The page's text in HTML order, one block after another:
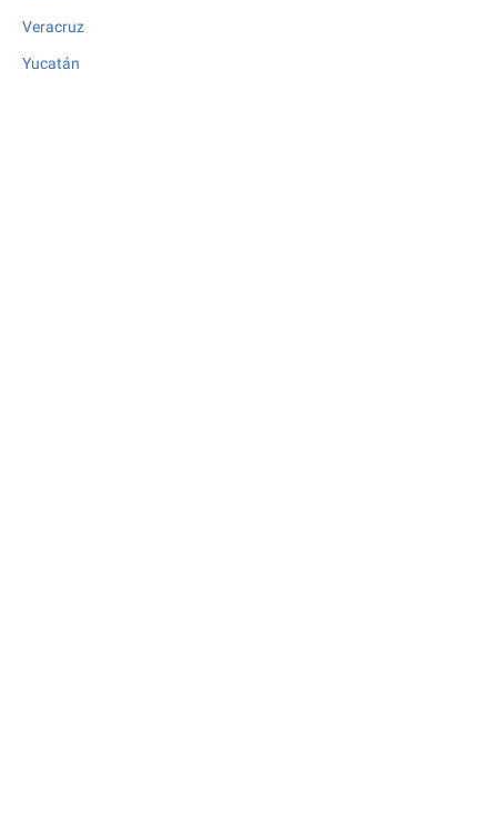
Veracruz
Yucatán